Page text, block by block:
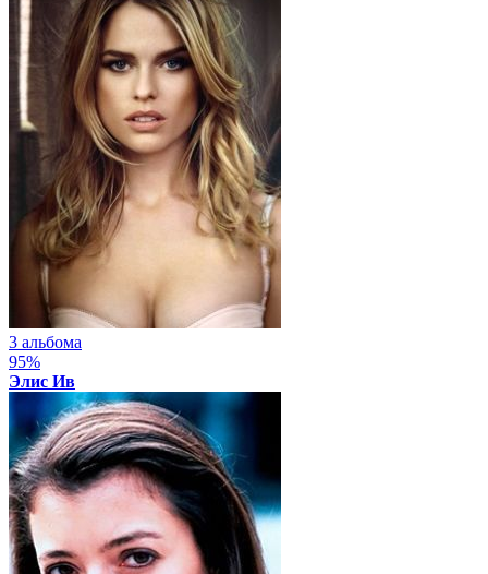
3 альбома
95%
Элис Ив